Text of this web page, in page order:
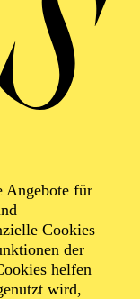
Angebote für
Cookies
der
helfen
wird,
aus